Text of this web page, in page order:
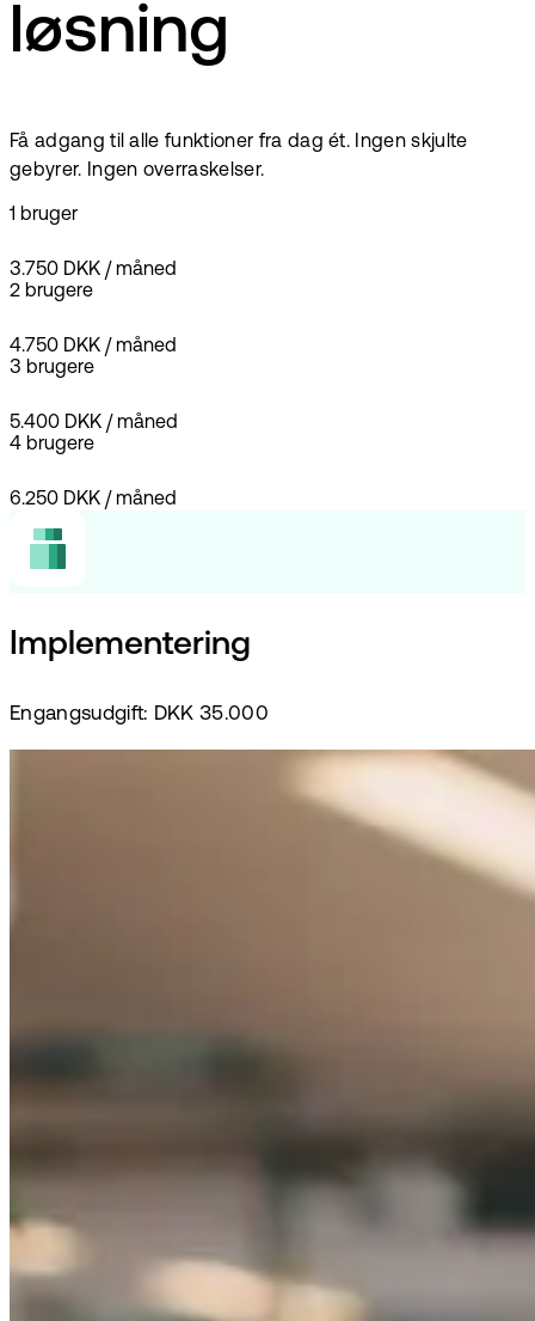
løsning
Få adgang til alle funktioner fra dag ét. Ingen skjulte
gebyrer. Ingen overraskelser.
1 bruger
3.750 DKK / måned
2 brugere
4.750 DKK / måned
3 brugere
5.400 DKK / måned
4 brugere
6.250 DKK / måned
Implementering
Engangsudgift: DKK 35.000